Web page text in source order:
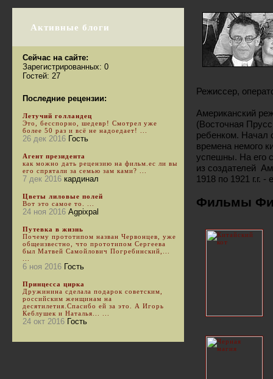
Режиссер,
Американский
(Восточная
ребенком. Начал
времена немого
успешны. На его
из создателей
1918 по 1921 г.г.
Фильмы
Активные блоги
Сейчас на сайте:
Зарегистрированных: 0
Гостей: 27
Последние рецензии:
Летучий голландец
Это, бесспорно, шедевр! Смотрел уже
более 50 раз и всё не надоедает! ...
26 дек 2016 Гость
Агент президента
как можно дать рецензию на фильм.ес ли вы
его спрятали за семью зам ками? ...
7 дек 2016 кардинал
Цветы лиловые полей
Вот это самое то. ...
24 ноя 2016 Agpixpal
Путевка в жизнь
Почему прототипом назван Червонцев, уже
общеизвестно, что прототипом Сергеева
был Матвей Самойлович Погребинский,...
6 ноя 2016 Гость
Принцесса цирка
Дружинина сделала подарок советским,
российским женщинам на
десятилетия.Спасибо ей за это. А Игорь
Кеблушек и Наталья... ...
24 окт 2016 Гость